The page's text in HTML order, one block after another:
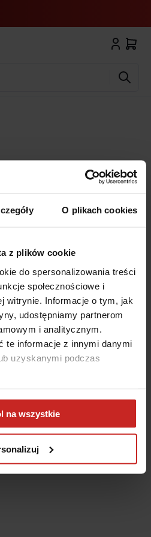
O plikach cookies
z plików cookie
do spersonalizowania treści
społecznościowe i
witrynie. Informacje o tym, jak
udostępniamy partnerom
i analitycznym.
te informacje z innymi danymi
uzyskanymi podczas
na wszystkie
for more information)